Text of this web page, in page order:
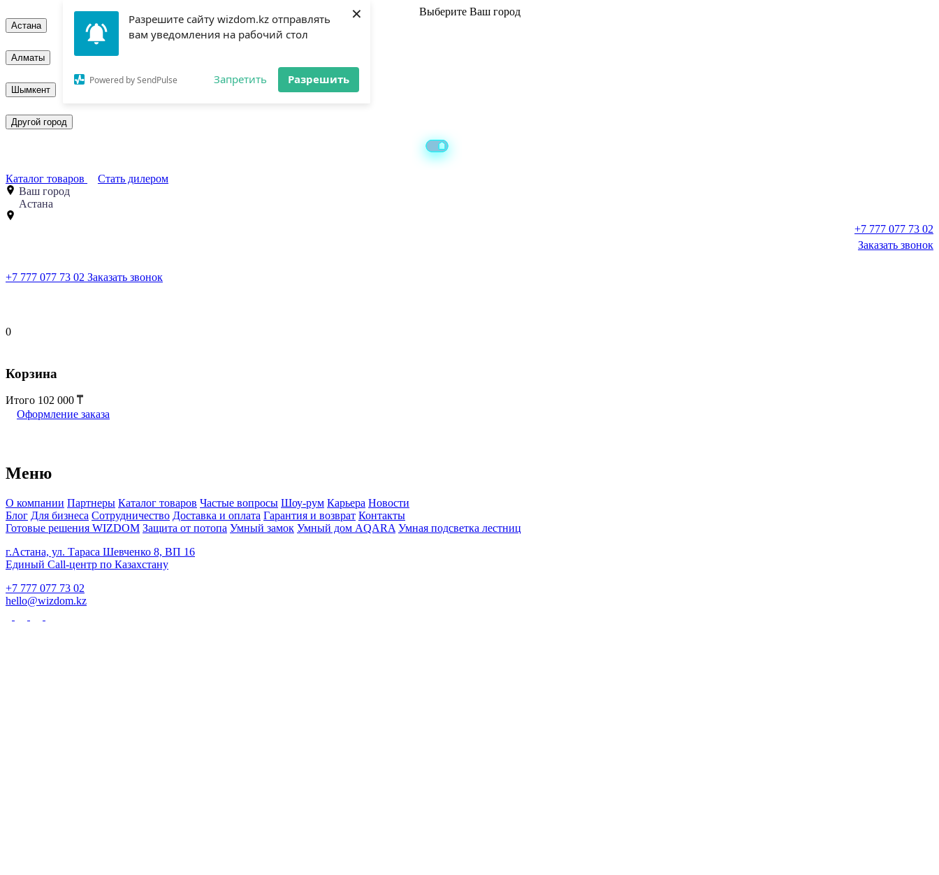
Разрешите сайту wizdom.kz отправлять
вам уведомления на рабочий стол
Powered by SendPulse Запретить Разрешить
× Выберите Ваш город
Астана
Алматы
Шымкент
Другой город
Каталог товаров
Стать дилером
Ваш город
Астана
+7 777 077 73 02
Заказать звонок
+7 777 077 73 02 Заказать звонок
0
Корзина
Итого 102 000
Оформление заказа
Меню
О компании Партнеры Каталог товаров Частые вопросы Шоу-рум Карьера Новости
Блог Для бизнеса Сотрудничество Доставка и оплата Гарантия и возврат Контакты
Готовые решения WIZDOM Защита от потопа Умный замок Умный дом AQARA Умная подсветка лестниц
г.Астана, ул. Тараса Шевченко 8, ВП 16
Единый Call-центр по Казахстану
+7 777 077 73 02
hello@wizdom.kz